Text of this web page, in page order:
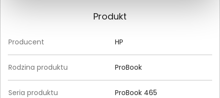
Produkt
Producent HP
Rodzina produktu ProBook
Seria produktu ProBook 465